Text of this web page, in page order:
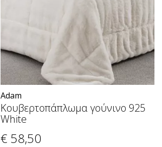
Adam
Κουβερτοπάπλωμα γούνινο 925
White
€ 58,50